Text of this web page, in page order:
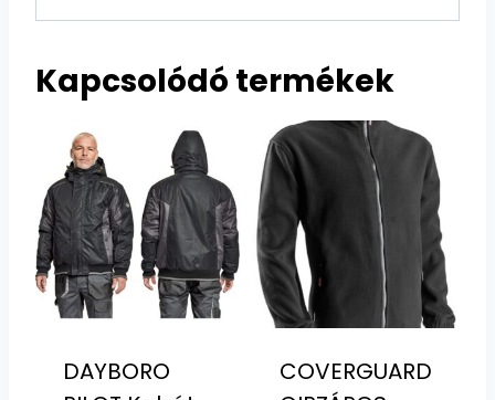
Kapcsolódó termékek
DAYBORO
COVERGUARD